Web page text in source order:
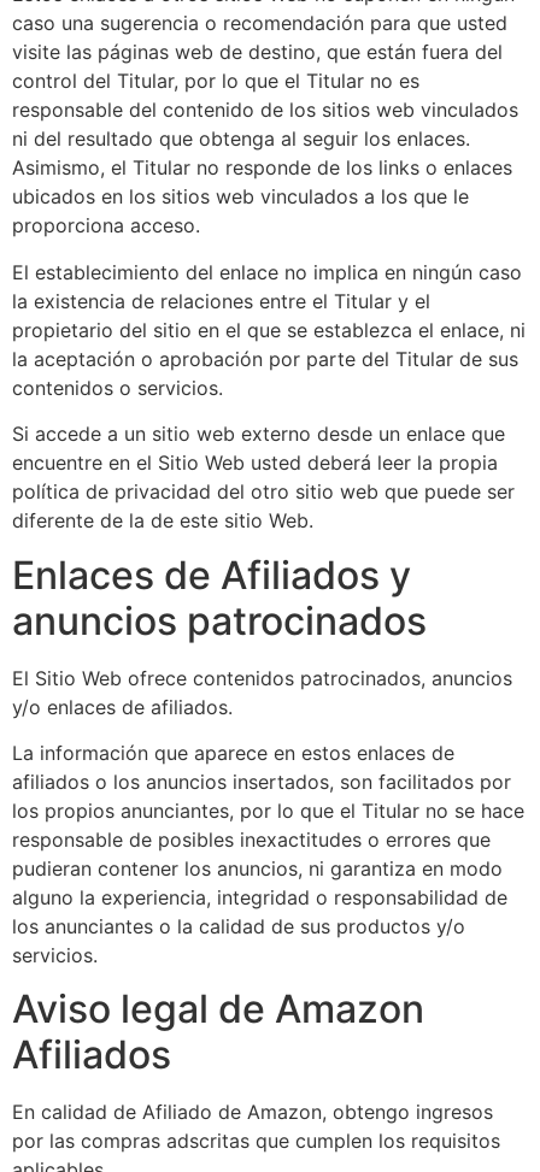
caso una sugerencia o recomendación para que usted
visite las páginas web de destino, que están fuera del
control del Titular, por lo que el Titular no es
responsable del contenido de los sitios web vinculados
ni del resultado que obtenga al seguir los enlaces.
Asimismo, el Titular no responde de los links o enlaces
ubicados en los sitios web vinculados a los que le
proporciona acceso.
El establecimiento del enlace no implica en ningún caso
la existencia de relaciones entre el Titular y el
propietario del sitio en el que se establezca el enlace, ni
la aceptación o aprobación por parte del Titular de sus
contenidos o servicios.
Si accede a un sitio web externo desde un enlace que
encuentre en el Sitio Web usted deberá leer la propia
política de privacidad del otro sitio web que puede ser
diferente de la de este sitio Web.
Enlaces de Afiliados y
anuncios patrocinados
El Sitio Web ofrece contenidos patrocinados, anuncios
y/o enlaces de afiliados.
La información que aparece en estos enlaces de
afiliados o los anuncios insertados, son facilitados por
los propios anunciantes, por lo que el Titular no se hace
responsable de posibles inexactitudes o errores que
pudieran contener los anuncios, ni garantiza en modo
alguno la experiencia, integridad o responsabilidad de
los anunciantes o la calidad de sus productos y/o
servicios.
Aviso legal de Amazon
Afiliados
En calidad de Afiliado de Amazon, obtengo ingresos
por las compras adscritas que cumplen los requisitos